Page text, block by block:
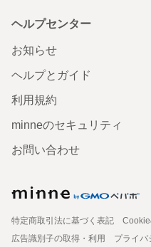
ヘルプセンター
お知らせ
ヘルプとガイド
利用規約
minneのセキュリティ
お問い合わせ
特定商取引法に基づく表記
広告識別子の取得・利用
プライバ